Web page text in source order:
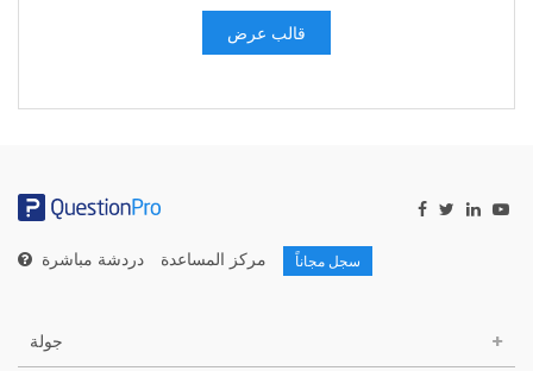
قالب عرض
مركز المساعدة دردشة مباشرة سجل مجاناً
جولة